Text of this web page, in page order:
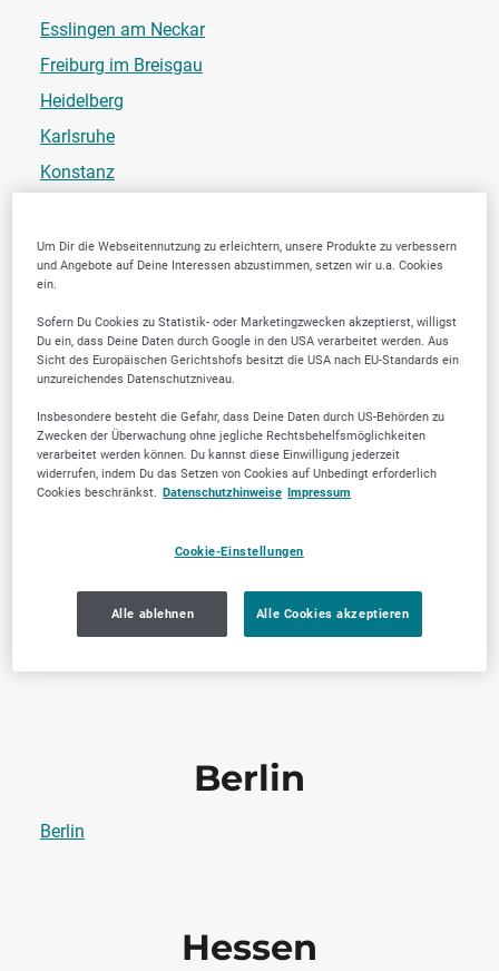
Esslingen am Neckar
Freiburg im Breisgau
Heidelberg
Karlsruhe
Konstanz
Villingen-Schwenningen
Bayern
Aschaffenburg
Bamberg
Bayreuth
München
Berlin
Berlin
Hessen
Um Dir die Webseitennutzung zu erleichtern, unsere Produkte zu verbessern
und Angebote auf Deine Interessen abzustimmen, setzen wir u.a. Cookies
ein.
Sofern Du Cookies zu Statistik- oder Marketingzwecken akzeptierst, willigst
Du ein, dass Deine Daten durch Google in den USA verarbeitet werden. Aus
Sicht des Europäischen Gerichtshofs besitzt die USA nach EU-Standards ein
unzureichendes Datenschutzniveau.
Insbesondere besteht die Gefahr, dass Deine Daten durch US-Behörden zu
Zwecken der Überwachung ohne jegliche Rechtsbehelfsmöglichkeiten
verarbeitet werden können. Du kannst diese Einwilligung jederzeit
widerrufen, indem Du das Setzen von Cookies auf Unbedingt erforderlich
Cookies beschränkst. Datenschutzhinweise Impressum
Cookie-Einstellungen
Alle ablehnen Alle Cookies akzeptieren